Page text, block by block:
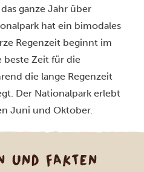
ganze Jahr über
hat ein bimodales
Regenzeit beginnt im
beste Zeit für die
die lange Regenzeit
Der Nationalpark erlebt
Juni und Oktober.
UND FAKTEN